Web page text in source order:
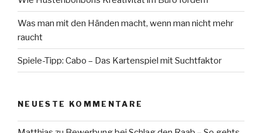
Was man mit den Händen macht, wenn man nicht mehr
raucht
Spiele-Tipp: Cabo – Das Kartenspiel mit Suchtfaktor
NEUESTE KOMMENTARE